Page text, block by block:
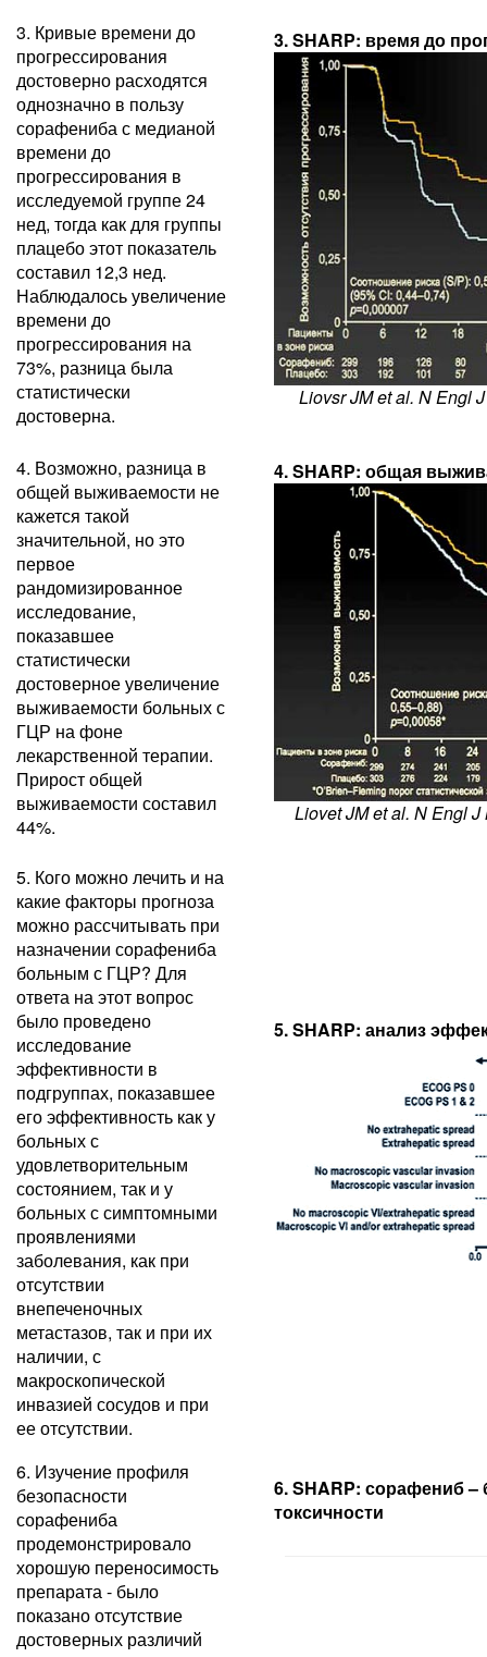
3. Кривые времени до
прогрессирования
достоверно расходятся
однозначно в пользу
сорафениба с медианой
времени до
прогрессирования в
исследуемой группе 24
нед, тогда как для группы
плацебо этот показатель
составил 12,3 нед.
Наблюдалось увеличение
времени до
прогрессирования на
73%, разница была
статистически
достоверна.
3. SHARP: время до
Liovsr JM et al. N Engl
4. Возможно, разница в
общей выживаемости не
кажется такой
значительной, но это
первое
рандомизированное
исследование,
показавшее
статистически
достоверное увеличение
выживаемости больных с
ГЦР на фоне
лекарственной терапии.
Прирост общей
выживаемости составил
44%.
4. SHARP: общая
Liovet JM et al. N Engl
5. Кого можно лечить и на
какие факторы прогноза
можно рассчитывать при
назначении сорафениба
больным с ГЦР? Для
ответа на этот вопрос
было проведено
исследование
эффективности в
подгруппах, показавшее
его эффективность как у
больных с
удовлетворительным
состоянием, так и у
больных с симптомными
проявлениями
заболевания, как при
отсутствии
внепеченочных
метастазов, так и при их
наличии, с
макроскопической
инвазией сосудов и при
ее отсутствии.
5. SHARP: анализ
6. Изучение профиля
безопасности
сорафениба
продемонстрировало
хорошую переносимость
препарата - было
показано отсутствие
достоверных различий
6. SHARP: сорафениб
токсичности